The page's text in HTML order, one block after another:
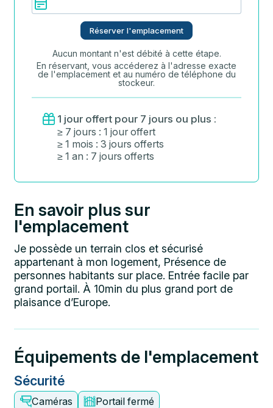
En savoir plus sur
l'emplacement
Je possède un terrain clos et sécurisé
appartenant à mon logement, Présence de
personnes habitants sur place. Entrée facile par
grand portail. À 10min du plus grand port de
plaisance d’Europe.
Équipements de l'emplacement
Sécurité
Caméras
Portail fermé
Réserver l'emplacement
Aucun montant n'est débité à cette étape.
En réservant, vous accéderez à l'adresse exacte
de l'emplacement et au numéro de téléphone du
stockeur.
1 jour offert pour 7 jours ou plus :
≥ 7 jours : 1 jour offert
≥ 1 mois : 3 jours offerts
≥ 1 an : 7 jours offerts